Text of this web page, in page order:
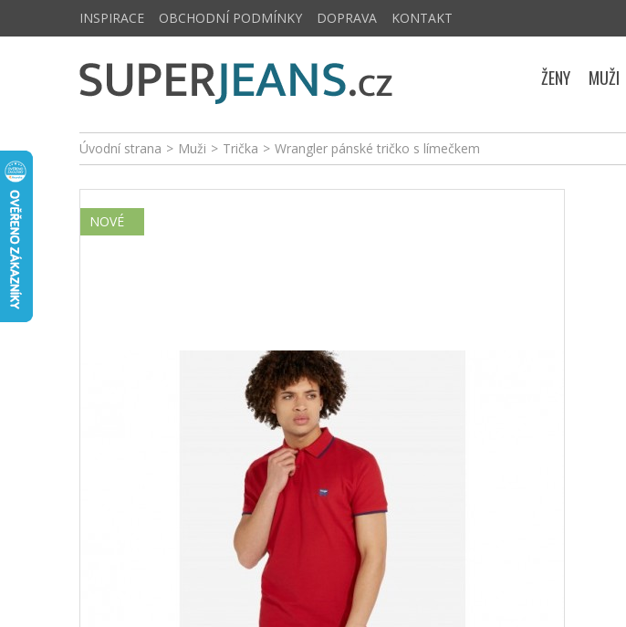
Úvodní strana > Muži > Trička > Wrangler pánské tričko s límečkem
NOVÉ
INSPIRACE OBCHODNÍ PODMÍNKY DOPRAVA KONTAKT
ŽENY MUŽI